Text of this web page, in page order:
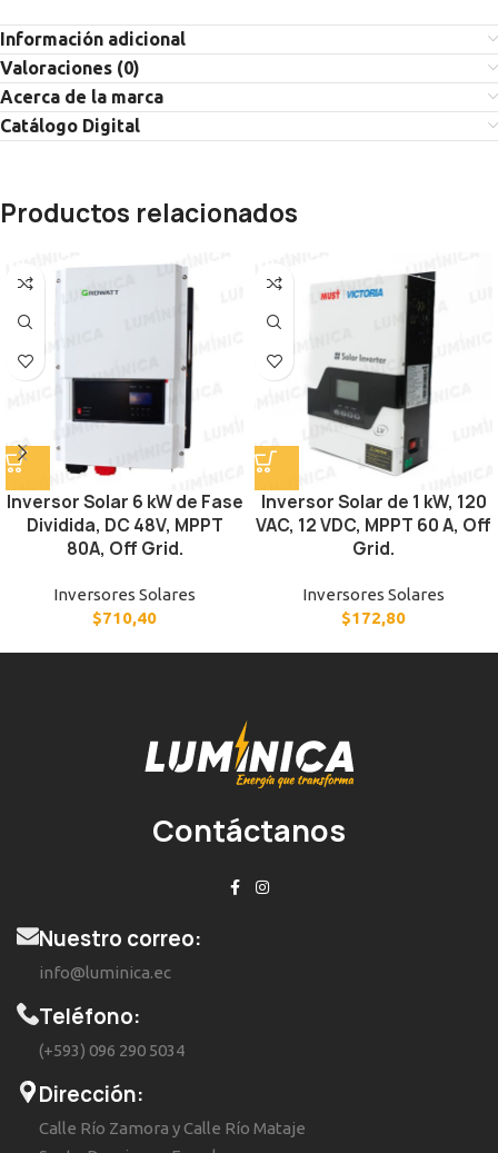
Información adicional
Valoraciones (0)
Acerca de la marca
Catálogo Digital
Productos relacionados
Inversor Solar 6 kW de Fase
Dividida, DC 48V, MPPT
80A, Off Grid.
Inversores Solares
$710,40
Inversor Solar de 1 kW, 120
VAC, 12 VDC, MPPT 60 A, Off
Grid.
Inversores Solares
$172,80
Contáctanos
Nuestro correo:
info@luminica.ec
Teléfono:
(+593) 096 290 5034
Dirección:
Calle Río Zamora y Calle Río Mataje